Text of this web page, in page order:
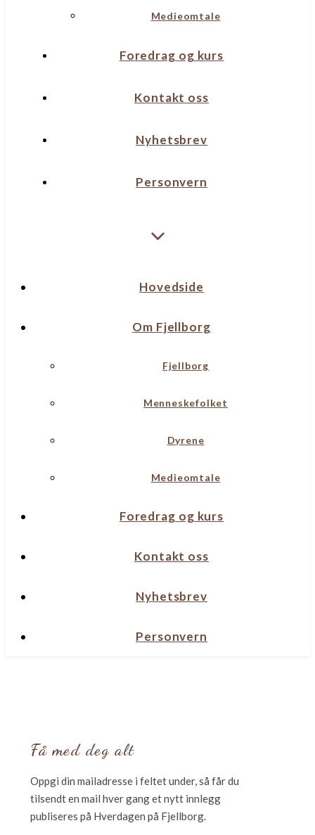
Medieomtale
Foredrag og kurs
Kontakt oss
Nyhetsbrev
Personvern
Hovedside
Om Fjellborg
Fjellborg
Menneskefolket
Dyrene
Medieomtale
Foredrag og kurs
Kontakt oss
Nyhetsbrev
Personvern
Få med deg alt
Oppgi din mailadresse i feltet under, så får du
tilsendt en mail hver gang et nytt innlegg
publiseres på Hverdagen på Fjellborg.